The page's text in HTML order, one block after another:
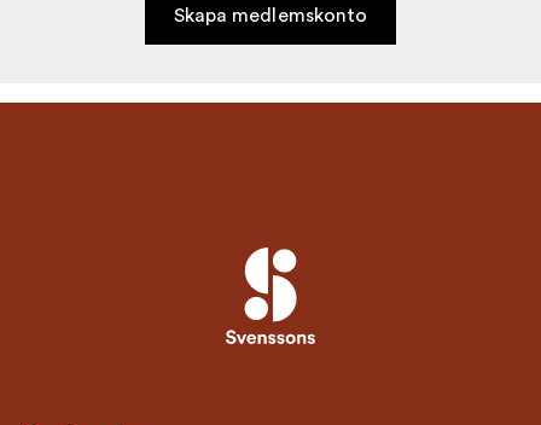
Skapa medlemskonto